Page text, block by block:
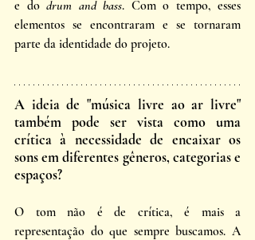
e do drum and bass. Com o tempo, esses
elementos se encontraram e se tornaram
parte da identidade do projeto.
A ideia de "música livre ao ar livre"
também pode ser vista como uma
crítica à necessidade de encaixar os
sons em diferentes gêneros, categorias e
espaços?
O tom não é de crítica, é mais a
representação do que sempre buscamos. A